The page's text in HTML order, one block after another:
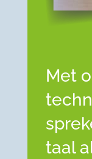
Met
taal